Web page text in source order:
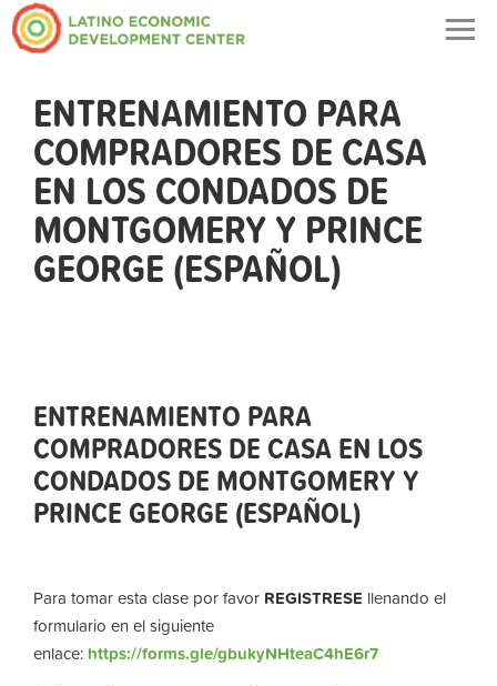
ENTRENAMIENTO PARA
COMPRADORES DE CASA
EN LOS CONDADOS DE
MONTGOMERY Y PRINCE
GEORGE (ESPAÑOL)
ENTRENAMIENTO PARA
COMPRADORES DE CASA EN LOS
CONDADOS DE MONTGOMERY Y
PRINCE GEORGE (ESPAÑOL)
Para tomar esta clase por favor REGISTRESE llenando el
formulario en el siguiente
enlace: https://forms.gle/gbukyNHteaC4hE6r7